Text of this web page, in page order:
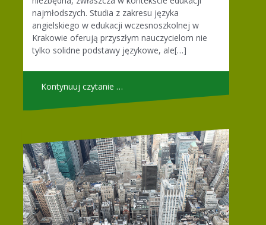
najmłodszych. Studia z zakresu języka
angielskiego w edukacji wczesnoszkolnej w
Krakowie oferują przyszłym nauczycielom nie
tylko solidne podstawy językowe, ale[…]
Kontynuuj czytanie …